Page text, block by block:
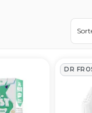
och
Products
DR